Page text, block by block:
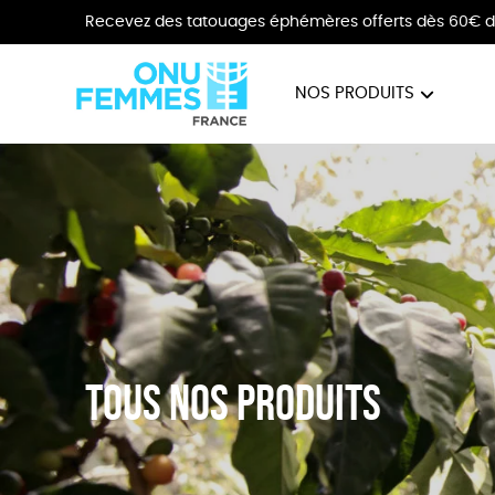
Recevez des tatouages éphémères offerts dès 60€
NOS PRODUITS
BIJOUX
Tous nos produits